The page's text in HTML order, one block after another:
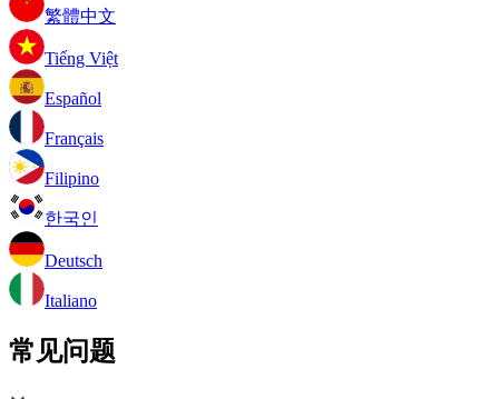
繁體中文
Tiếng Việt
Español
Français
Filipino
한국인
Deutsch
Italiano
常见问题